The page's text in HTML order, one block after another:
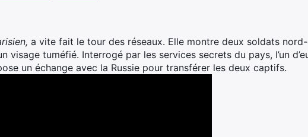
a vite fait le tour des réseaux. Elle montre deux soldats
visage tuméfié. Interrogé par les services secrets du pays, l’un
un échange avec la Russie pour transférer les deux captifs.